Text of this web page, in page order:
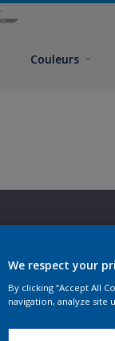
Couleurs
We respect your
By clicking “Accept All
navigation, analyze site